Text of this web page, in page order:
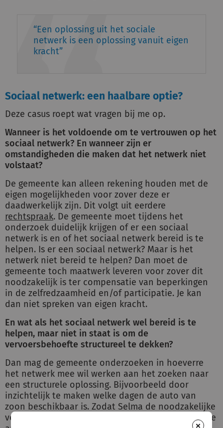
Een oplossing uit het sociale
netwerk is een oplossing vanuit eigen
kracht
Sociaal netwerk: een haalbare optie?
Deze casus roept wat vragen bij me op.
Wanneer is het voldoende om te vertrouwen op het
sociaal netwerk? En wanneer zijn er
omstandigheden die maken dat het netwerk niet
volstaat?
De gemeente kan alleen rekening houden met de
eigen mogelijkheden voor zover deze er
daadwerkelijk zijn. Dit volgt uit eerdere
rechtspraak. De gemeente moet tijdens het
onderzoek duidelijk krijgen of er een sociaal
netwerk is en of het sociaal netwerk bereid is te
helpen. Is er een sociaal netwerk? Maar is het
netwerk niet bereid te helpen? Dan moet de
gemeente toch maatwerk leveren voor zover dit
noodzakelijk is ter compensatie van beperkingen
in de zelfredzaamheid en/of participatie. Je kan
dan niet spreken van eigen kracht.
En wat als het sociaal netwerk wel bereid is te
helpen, maar niet in staat is om de
vervoersbehoefte structureel te dekken?
Dan mag de gemeente onderzoeken in hoeverre
het netwerk mee wil werken aan het zoeken naar
een structurele oplossing. Bijvoorbeeld door
inzichtelijk te maken welke dagen de auto van
zoon beschikbaar is. Zodat Selma de noodzakelijke
vervoersbehoefte kan plannen op de dagen dat de